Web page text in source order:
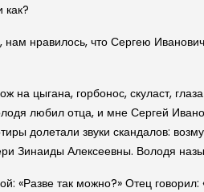
нам нравилось, что Сергею
цыгана, горбонос, скуласт,
любил отца, и мне Сергей
долетали звуки скандалов:
Зинаиды Алексеевны. Володя
«Разве так можно?» Отец